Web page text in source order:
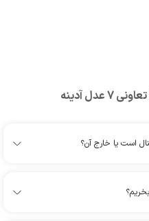
تعاونی 7 عدل آدینه